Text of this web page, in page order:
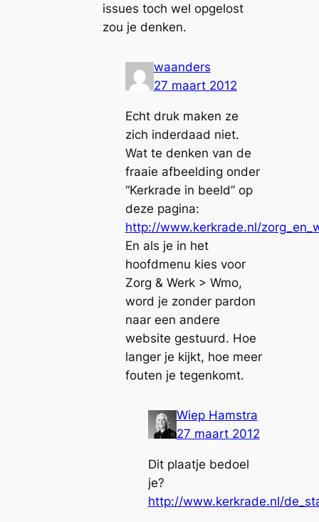
issues toch wel opgelost
zou je denken.
waanders
27 maart 2012
Echt druk maken ze
zich inderdaad niet.
Wat te denken van de
fraaie afbeelding onder
“Kerkrade in beeld” op
deze pagina:
http://www.kerkrade.nl/
En als je in het
hoofdmenu kies voor
Zorg & Werk > Wmo,
word je zonder pardon
naar een andere
website gestuurd. Hoe
langer je kijkt, hoe meer
fouten je tegenkomt.
Wiep Hamstra
27 maart 2012
Dit plaatje bedoel
je?
http://www.kerkrade.nl/